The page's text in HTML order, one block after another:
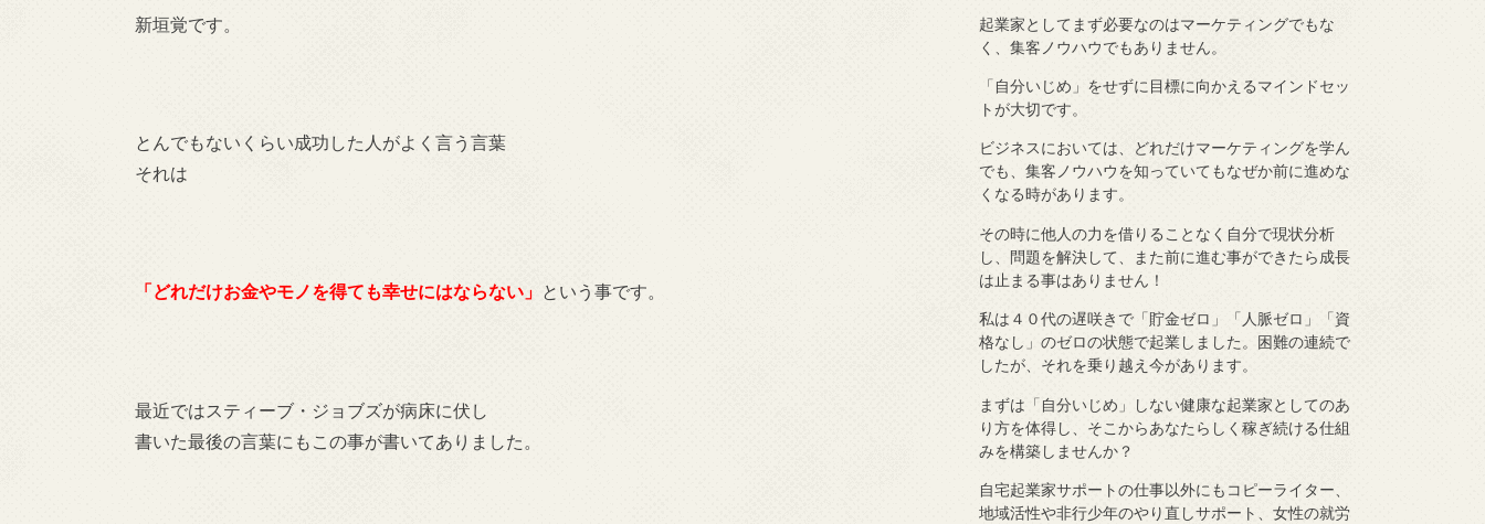
新垣覚です。
とんでもないくらい成功した人がよく言う言葉
それは
「どれだけお金やモノを得ても幸せにはならない」 という事です。
最近ではスティーブ・ジョブズが病床に伏し
書いた最後の言葉にもこの事が書いてありました。
起業家としてまず必要なのはマーケティングでもな
く、集客ノウハウでもありません。
「自分いじめ」をせずに目標に向かえるマインドセッ
トが大切です。
ビジネスにおいては、どれだけマーケティングを学ん
でも、集客ノウハウを知っていてもなぜか前に進めな
くなる時があります。
その時に他人の力を借りることなく自分で現状分析
し、問題を解決して、また前に進む事ができたら成長
は止まる事はありません！
私は４０代の遅咲きで「貯金ゼロ」「人脈ゼロ」「資
格なし」のゼロの状態で起業しました。困難の連続で
したが、それを乗り越え今があります。
まずは「自分いじめ」しない健康な起業家としてのあ
り方を体得し、そこからあなたらしく稼ぎ続ける仕組
みを構築しませんか？
自宅起業家サポートの仕事以外にもコピーライター、
地域活性や非行少年のやり直しサポート、女性の就労